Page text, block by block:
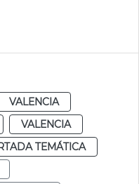
VALENCIA
VALENCIA
TEMÁTICA